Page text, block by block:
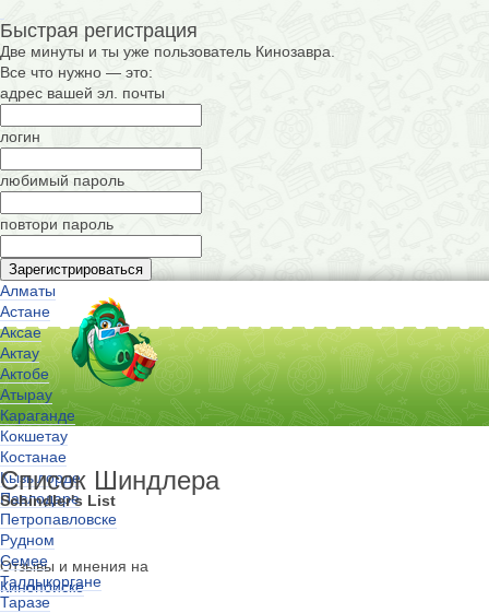
Быстрая регистрация
Две минуты и ты уже пользователь Кинозавра.
Все что нужно — это:
адрес вашей эл. почты
логин
любимый пароль
повтори пароль
Алматы
Астане
Аксае
Актау
Актобе
Атырау
Караганде
Кокшетау
Костанае
Кызылорде
Павлодаре
Петропавловске
Рудном
Семее
Талдыкоргане
Таразе
Список Шиндлера
Schindler's List
Отзывы и мнения на
Кинопоиске